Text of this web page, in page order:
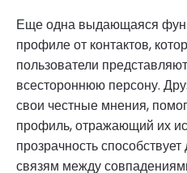
Еще одна выдающаяся
профиле от контактов,
пользователи
всестороннюю персону.
свои честные мнения,
профиль, отражающий их
прозрачность
связям между